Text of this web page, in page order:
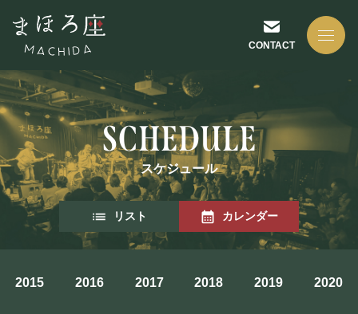
CONTACT
NEWS
お知らせ
ABOUT US
スケジュール
リスト カレンダー
2015 2016 2017 2018 2019 2020